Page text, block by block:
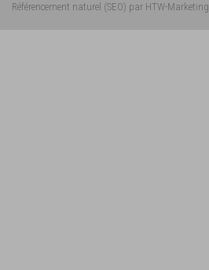
Référencement naturel (SEO) par HTW-Marketing